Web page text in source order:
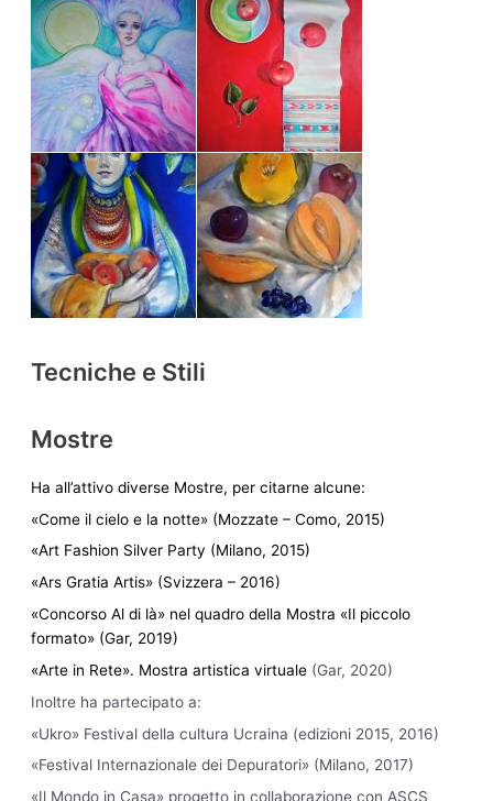
Tecniche e Stili
Mostre
Ha all’attivo diverse Mostre, per citarne alcune:
«Come il cielo e la notte» (Mozzate – Como, 2015)
«Art Fashion Silver Party (Milano, 2015)
«Ars Gratia Artis» (Svizzera – 2016)
«Concorso Al di là» nel quadro della Mostra «Il piccolo
formato» (Gar, 2019)
«Arte in Rete». Mostra artistica virtuale(Gar, 2020)
Inoltre ha partecipato a:
«Ukro» Festival della cultura Ucraina (edizioni 2015, 2016)
«Festival Internazionale dei Depuratori» (Milano, 2017)
«Il Mondo in Casa» progetto in collaborazione con ASCS